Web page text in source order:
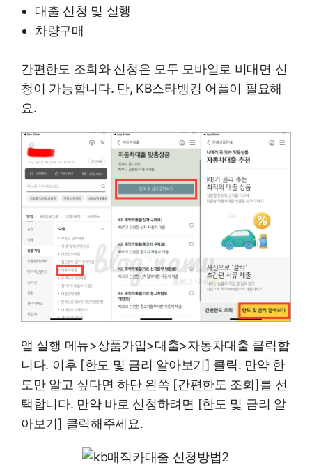
대출 신청 및 실행
차량구매
간편한도 조회와 신청은 모두 모바일로 비대면 신
청이 가능합니다. 단, KB스타뱅킹 어플이 필요해
요.
앱 실행 메뉴>상품가입>대출>자동차대출 클릭합
니다. 이후 [한도 및 금리 알아보기] 클릭. 만약 한
도만 알고 싶다면 하단 왼쪽 [간편한도 조회]를 선
택합니다. 만약 바로 신청하려면 [한도 및 금리 알
아보기] 클릭해주세요.